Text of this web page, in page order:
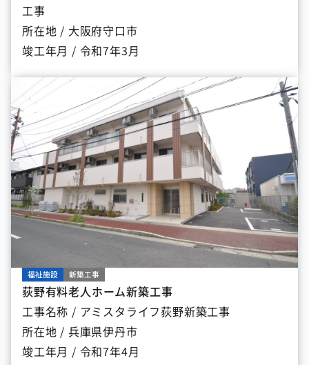
工事
所在地 / 大阪府守口市
竣工年月 / 令和7年3月
福祉施設 新築工事
荻野有料老人ホーム新築工事
工事名称 / アミスタライフ荻野新築工事
所在地 / 兵庫県伊丹市
竣工年月 / 令和7年4月